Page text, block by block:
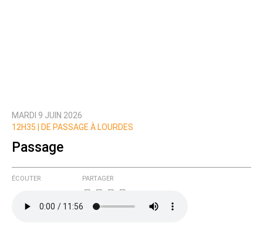
MARDI 9 JUIN 2026
12H35 |
DE PASSAGE À LOURDES
Passage
ÉCOUTER PARTAGER